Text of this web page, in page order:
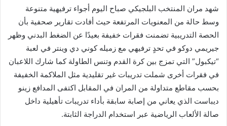
شهد مران المنتخب البلجيكي صباح اليوم أجواء ترفيهية متنوعة
وسط حالة من المعنويات المرتفعة حيث أفادت تقارير صحفية بأن
الحصة التدريبية تضمنت فقرات خفيفة بعيدًا عن الضغط البدني وظهر
جيريمي دوكو في تحدٍ ترفيهي مع زميله كوني دي وينتر في لعبة
“تيكبول” التي تمزج بين كرة القدم وتنس الطاولة كما شارك اللاعبان
في فقرات أخرى شملت تدريبات غير تقليدية مثل الملاكمة الخفيفة
بحسب مقاطع متداولة من المران في المقابل اكتفى المدافع زينو
ديباست الذي يعاني من إصابة سابقة بأداء تدريبات تأهيلية داخل
صالة الألعاب الرياضية عبر استخدام الدراجة الثابتة.